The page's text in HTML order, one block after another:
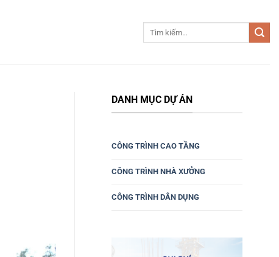
DANH MỤC DỰ ÁN
CÔNG TRÌNH CAO TẦNG
CÔNG TRÌNH NHÀ XƯỞNG
CÔNG TRÌNH DÂN DỤNG